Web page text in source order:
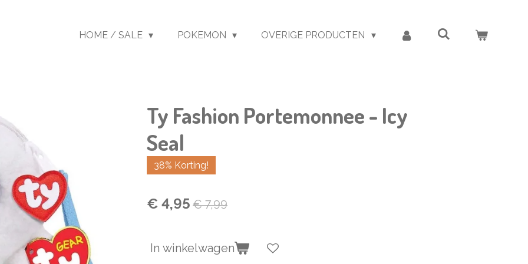
HOME / SALE POKEMON OVERIGE PRODUCTEN
Ty Fashion Portemonnee - Icy
Seal
38% Korting!
€ 4,95 € 7,99
In winkelwagen